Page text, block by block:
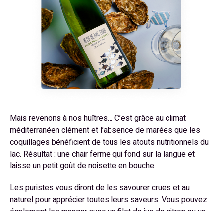
Mais revenons à nos huîtres… C’est grâce au climat
méditerranéen clément et l’absence de marées que les
coquillages bénéficient de tous les atouts nutritionnels du
lac. Résultat : une chair ferme qui fond sur la langue et
laisse un petit goût de noisette en bouche.
Les puristes vous diront de les savourer crues et au
naturel pour apprécier toutes leurs saveurs. Vous pouvez